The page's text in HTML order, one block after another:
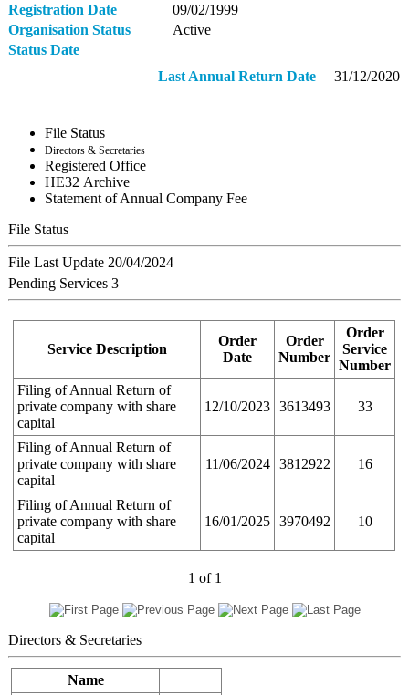
Registration Date
09/02/1999
Organisation Status
Active
Status Date
Last Annual Return Date31/12/2020
File Status
Directors & Secretaries
Registered Office
ΗΕ32 Archive
Statement of Annual Company Fee
File Status
File Last Update 20/04/2024
Pending Services 3
Service Description
Order
Date
Order
Number
Order
Service
Number
Filing of Annual Return of
private company with share
capital
12/10/2023 3613493 33
Filing of Annual Return of
private company with share
capital
11/06/2024 3812922 16
Filing of Annual Return of
private company with share
capital
16/01/2025 3970492 10
1 of 1
Directors & Secretaries
Name